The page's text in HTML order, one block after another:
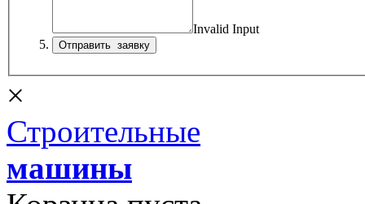
Invalid Input
×
Строительные
машины